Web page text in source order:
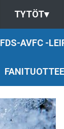
TYTÖT▾
FDS-AVFC -